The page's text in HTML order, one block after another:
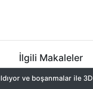
İlgili Makaleler
ve boşanmalar ile 3D